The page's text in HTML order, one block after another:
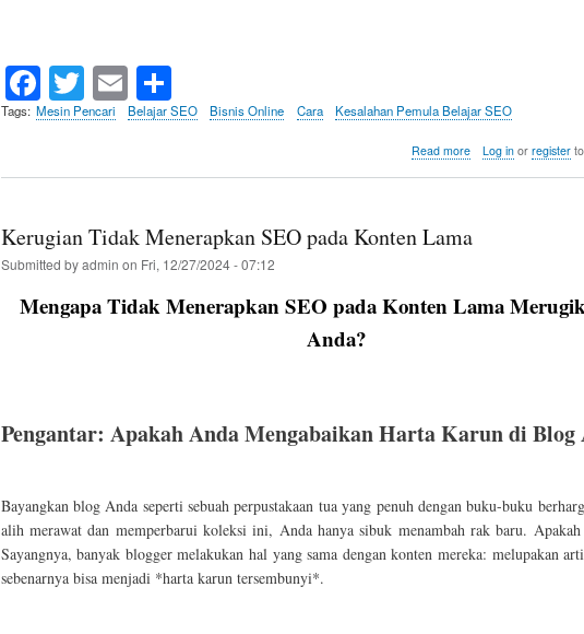
Fa
ce
ok
T
wi
r
E
m
S
ha
Tags Mesin Pencari Belajar SEO Bisnis Online Cara Kesalahan Pemula Belajar SEO
Read more about
Log in orregister
Kerugian Tidak Menerapkan SEO pada Konten Lama
Submitted byadmin on Fri, 12/27/2024 - 07:12
Mengapa Tidak Menerapkan SEO pada Konten Lama
Anda?
Pengantar: Apakah Anda Mengabaikan Harta Karun di Blog
Bayangkan blog Anda seperti sebuah perpustakaan tua yang penuh dengan buku-buku
alih merawat dan memperbarui koleksi ini, Anda hanya sibuk menambah rak baru.
Sayangnya, banyak blogger melakukan hal yang sama dengan konten mereka: melupakan
sebenarnya bisa menjadi *harta karun tersembunyi*.